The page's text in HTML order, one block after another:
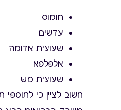
חומוס
עדשים
שעועית אדומה
אלפלפא
שעועית מש
חשוב לציין כי